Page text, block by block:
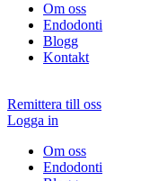
Om oss
Endodonti
Blogg
Kontakt
Remittera till oss
Logga in
Om oss
Endodonti